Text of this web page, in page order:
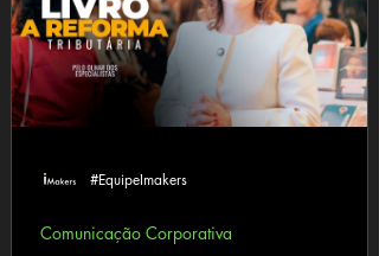
Comunicação Corporativa
#EquipeImakers